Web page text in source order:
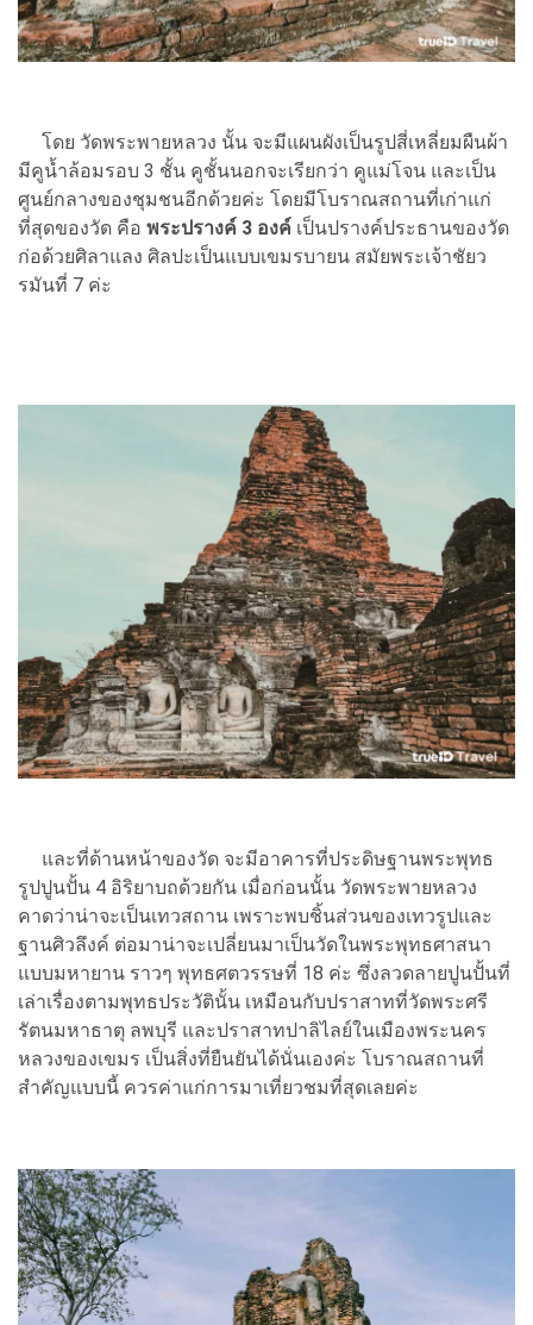
โดย วัดพระพายหลวง นั้น จะมีแผนผังเป็นรูปสี่เหลี่ยมผืนผ้า
มีคูน้ำล้อมรอบ 3 ชั้น คูชั้นนอกจะเรียกว่า คูแม่โจน และเป็น
ศูนย์กลางของชุมชนอีกด้วยค่ะ โดยมีโบราณสถานที่เก่าแก่
ที่สุดของวัด คือ พระปรางค์ 3 องค์ เป็นปรางค์ประธานของวัด
ก่อด้วยศิลาแลง ศิลปะเป็นแบบเขมรบายน สมัยพระเจ้าชัยว
รมันที่ 7 ค่ะ
และที่ด้านหน้าของวัด จะมีอาคารที่ประดิษฐานพระพุทธ
รูปปูนปั้น 4 อิริยาบถด้วยกัน เมื่อก่อนนั้น วัดพระพายหลวง
คาดว่าน่าจะเป็นเทวสถาน เพราะพบชิ้นส่วนของเทวรูปและ
ฐานศิวลึงค์ ต่อมาน่าจะเปลี่ยนมาเป็นวัดในพระพุทธศาสนา
แบบมหายาน ราวๆ พุทธศตวรรษที่ 18 ค่ะ ซึ่งลวดลายปูนปั้นที่
เล่าเรื่องตามพุทธประวัตินั้น เหมือนกับปราสาทที่วัดพระศรี
รัตนมหาธาตุ ลพบุรี และปราสาทปาลิไลย์ในเมืองพระนคร
หลวงของเขมร เป็นสิ่งที่ยืนยันได้นั่นเองค่ะ โบราณสถานที่
สำคัญแบบนี้ ควรค่าแก่การมาเที่ยวชมที่สุดเลยค่ะ